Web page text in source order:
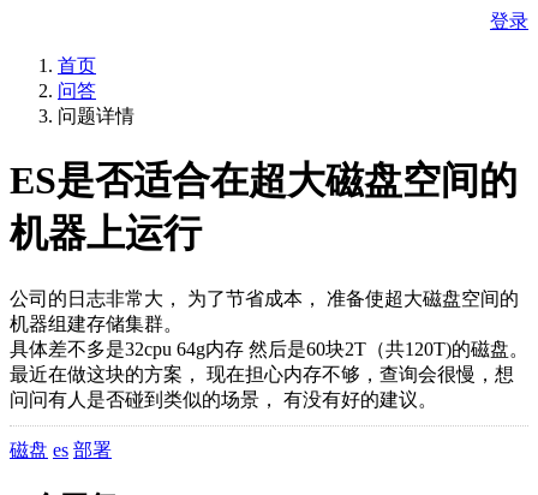
登录
首页
问答
问题详情
ES是否适合在超大磁盘空间的
机器上运行
公司的日志非常大， 为了节省成本， 准备使超大磁盘空间的
机器组建存储集群。
具体差不多是32cpu 64g内存 然后是60块2T（共120T)的磁盘。
最近在做这块的方案， 现在担心内存不够，查询会很慢，想
问问有人是否碰到类似的场景， 有没有好的建议。
磁盘 es 部署